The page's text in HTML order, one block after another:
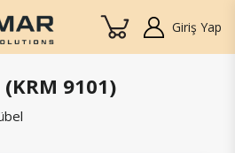
Giriş Yap
9101)